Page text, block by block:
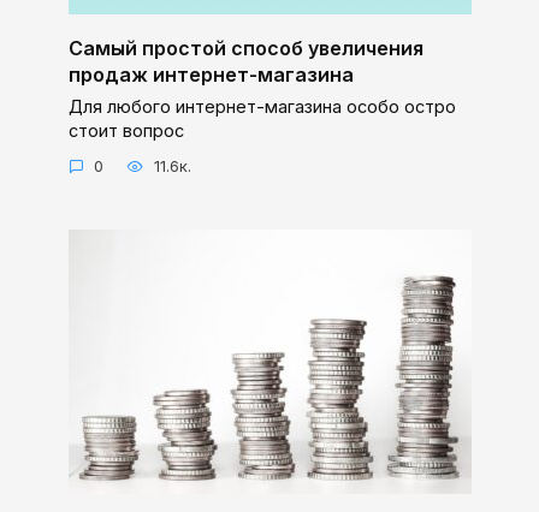
Самый простой способ увеличения
продаж интернет-магазина
Для любого интернет-магазина особо остро
стоит вопрос
0 11.6к.